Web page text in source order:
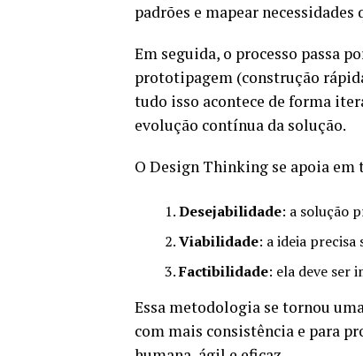
padrões e mapear
Em seguida, o processo passa
prototipagem (construção
tudo isso acontece de forma
evolução contínua da solução.
O Design Thinking se apoia
Desejabilidade: a solução
Viabilidade: a ideia
Factibilidade: ela deve ser
Essa metodologia se tornou
com mais consistência e para